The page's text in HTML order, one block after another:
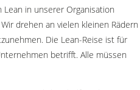
in unserer Organisation
drehen an vielen kleinen Rädern
Die Lean-Reise ist für
betrifft. Alle müssen